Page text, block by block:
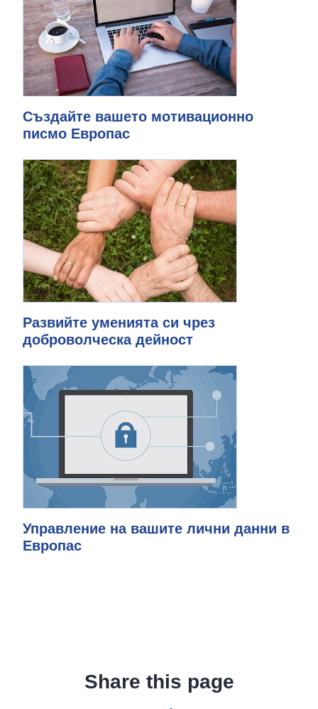
Създайте вашето мотивационно
писмо Европас
Развийте уменията си чрез
доброволческа дейност
Управление на вашите лични данни в
Европас
Share this page